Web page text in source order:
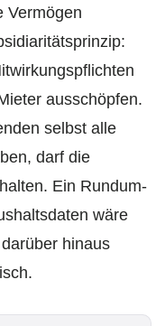
Vermögen
ausschöpfen.
selbst alle
darf die
Ein Rundum-
wäre
hinaus